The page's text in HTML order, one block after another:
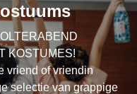
KOSTUMES!
vriend of vriendin
selectie van grappige